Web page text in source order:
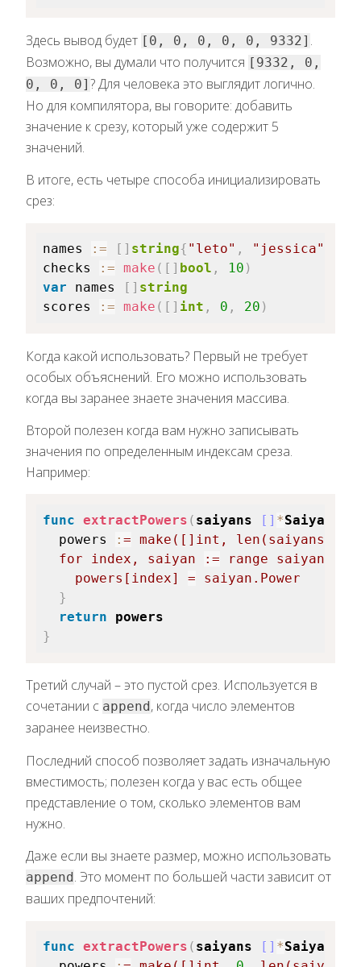
Здесь вывод будет [0, 0, 0, 0, 0, 9332] .
Возможно, вы думали что получится [9332, 0,
0, 0, 0] ? Для человека это выглядит логично.
Но для компилятора, вы говорите: добавить
значение к срезу, который уже содержит 5
значений.
В итоге, есть четыре способа инициализировать
срез:
names := [ ] string{ "leto" , "jessica"
checks
:= make ( [ ] bool , 10 )
var names [ ] string
scores
:= make ( [ ] int , 0 , 20 )
Когда какой использовать? Первый не требует
особых объяснений. Его можно использовать
когда вы заранее знаете значения массива.
Второй полезен когда вам нужно записывать
значения по определенным индексам среза.
Например:
func extractPowers ( saiyans [ ] *Saiyans
powers
: = make ( [ ] int , len ( saiyans
for index , saiyan := range saiyans
    powers
[ index] = saiyan . Power
}
return
powers
}
Третий случай – это пустой срез. Используется в
сочетании с append , когда число элементов
заранее неизвестно.
Последний способ позволяет задать изначальную
вместимость; полезен когда у вас есть общее
представление о том, сколько элементов вам
нужно.
Даже если вы знаете размер, можно использовать
append . Это момент по большей части зависит от
ваших предпочтений:
func extractPowers ( saiyans [ ] *Saiyans